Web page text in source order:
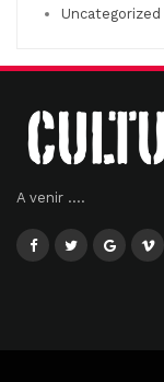
Uncategorized
A venir ....